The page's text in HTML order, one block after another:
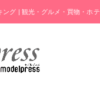
グ | 観光・グルメ・買物・ホ